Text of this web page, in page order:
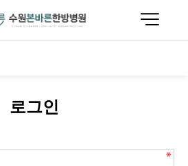
로그인